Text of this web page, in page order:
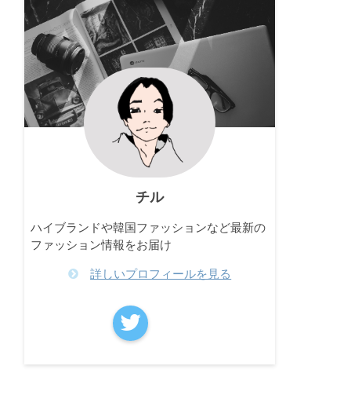
チル
ハイブランドや韓国ファッションなど最新の
ファッション情報をお届け
詳しいプロフィールを見る